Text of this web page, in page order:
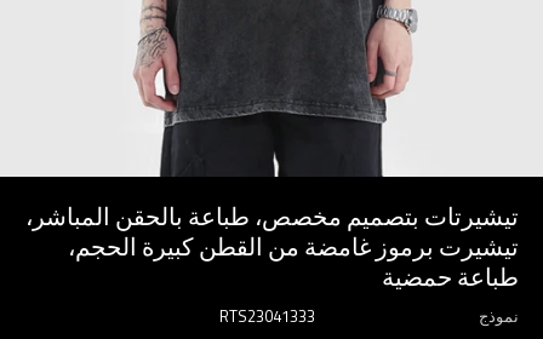
تيشيرتات بتصميم مخصص، طباعة بالحقن المباشر،
تيشيرت برموز غامضة من القطن كبيرة الحجم،
طباعة حمضية
نموذج RTS23041333